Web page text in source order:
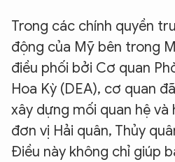
Trong các chính quyền
động của Mỹ bên trong
điều phối bởi Cơ quan
Hoa Kỳ (DEA), cơ quan
xây dựng mối quan hệ và
đơn vị Hải quân, Thủy
Điều này không chỉ giúp